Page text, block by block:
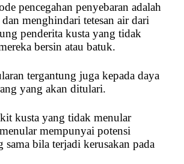
pencegahan penyebaran adalah
menghindari tetesan air dari
penderita kusta yang tidak
bersin atau batuk.
tergantung juga kepada daya
yang akan ditulari.
kusta yang tidak menular
mempunyai potensi
sama bila terjadi kerusakan pada